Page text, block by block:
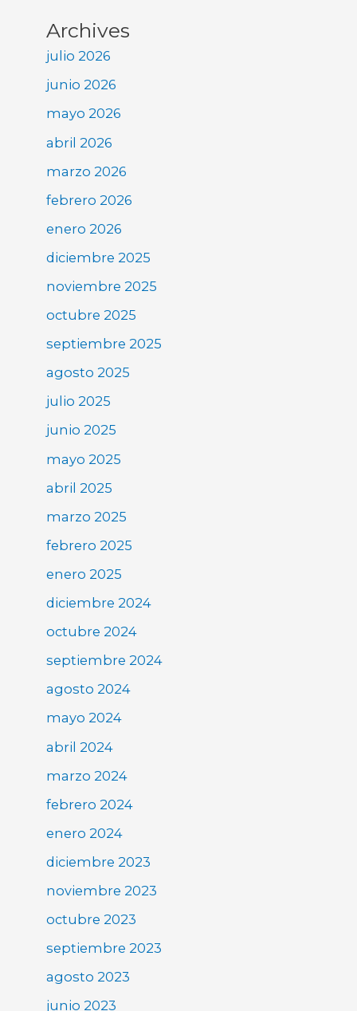
Archives
julio 2026
junio 2026
mayo 2026
abril 2026
marzo 2026
febrero 2026
enero 2026
diciembre 2025
noviembre 2025
octubre 2025
septiembre 2025
agosto 2025
julio 2025
junio 2025
mayo 2025
abril 2025
marzo 2025
febrero 2025
enero 2025
diciembre 2024
octubre 2024
septiembre 2024
agosto 2024
mayo 2024
abril 2024
marzo 2024
febrero 2024
enero 2024
diciembre 2023
noviembre 2023
octubre 2023
septiembre 2023
agosto 2023
junio 2023